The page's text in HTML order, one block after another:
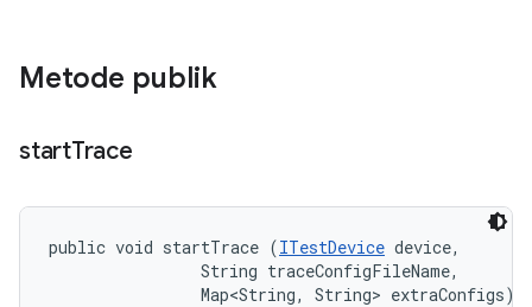
Metode publik
startTrace
public void startTrace (ITestDevice device,
                String traceConfigFileName,
                Map<String, String> extraConfigs)